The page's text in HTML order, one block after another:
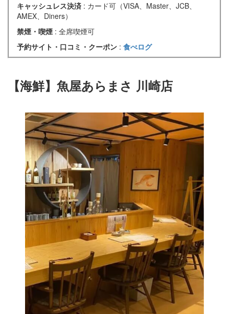
キャッシュレス決済 : カード可（VISA、Master、JCB、
AMEX、Diners）
禁煙・喫煙 : 全席喫煙可
予約サイト・口コミ・クーポン : 食べログ
【海鮮】魚屋あらまさ 川崎店